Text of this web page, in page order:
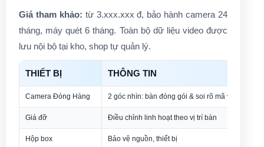
Giá tham khảo: từ 3.xxx.xxx đ, bảo hành camera 24
tháng, máy quét 6 tháng. Toàn bộ dữ liệu video được
lưu nội bộ tại kho, shop tự quản lý.
THIẾT BỊ THÔNG TIN
Camera Đóng Hàng 2 góc nhìn: bàn đóng gói & soi rõ mã vận đơn
Giá đỡ Điều chỉnh linh hoạt theo vị trí bàn
Hộp box Bảo vệ nguồn, thiết bị